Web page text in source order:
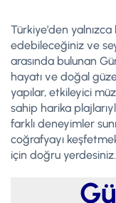
Türkiye’den
edebileceğiniz ve
arasında bulunan
hayatı ve doğal
yapılar, etkileyici
sahip harika
farklı deneyimler
coğrafyayı
için doğru yerdesiniz.